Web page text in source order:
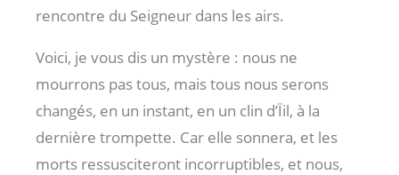
rencontre du Seigneur dans les airs.
Voici, je vous dis un mystère : nous ne
mourrons pas tous, mais tous nous serons
changés, en un instant, en un clin d’Ïil, à la
dernière trompette. Car elle sonnera, et les
morts ressusciteront incorruptibles, et nous,